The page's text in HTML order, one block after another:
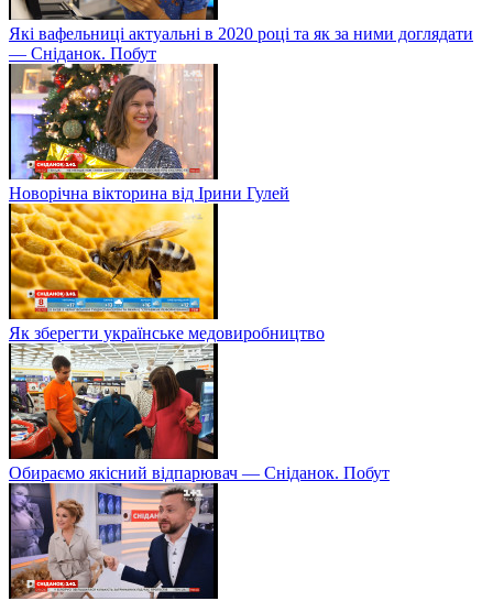
Які вафельниці актуальні в 2020 році та як за ними доглядати
— Сніданок. Побут
Новорічна вікторина від Ірини Гулей
Як зберегти українське медовиробництво
Обираємо якісний відпарювач — Сніданок. Побут